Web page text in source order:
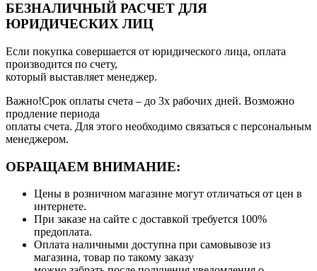
БЕЗНАЛИЧНЫЙ РАСЧЕТ ДЛЯ
ЮРИДИЧЕСКИХ ЛИЦ
Если покупка совершается от юридического лица, оплата
производится по счету,
который выставляет менеджер.
Важно!Срок оплаты счета – до 3х рабочих дней. Возможно
продление периода
оплаты счета. Для этого необходимо связаться с персональным
менеджером.
ОБРАЩАЕМ ВНИМАНИЕ:
Цены в розничном магазине могут отличаться от цен в
интернете.
При заказе на сайте с доставкой требуется 100%
предоплата.
Оплата наличными доступна при самовывозе из
магазина, товар по такому заказу